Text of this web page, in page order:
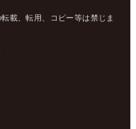
載、転用、コピー等は禁じま